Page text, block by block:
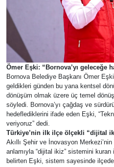
Ömer Eşki: “Bornova’yı geleceğe
Bornova Belediye Başkanı Ömer
geldikleri günden bu yana kentsel
dönüşüm olmak üzere üç temel
söyledi. Bornova’yı çağdaş ve
hedeflediklerini ifade eden Eşki,
veriyoruz” dedi.
Türkiye’nin ilk ilçe ölçekli “dijital
Akıllı Şehir ve İnovasyon
anlamıyla “dijital ikiz” sistemini
belirten Eşki, sistem sayesinde